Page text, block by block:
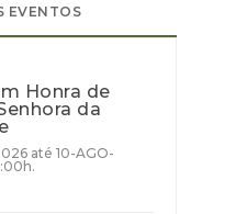
EVENTOS
Honra de
da
até 10-AGO-